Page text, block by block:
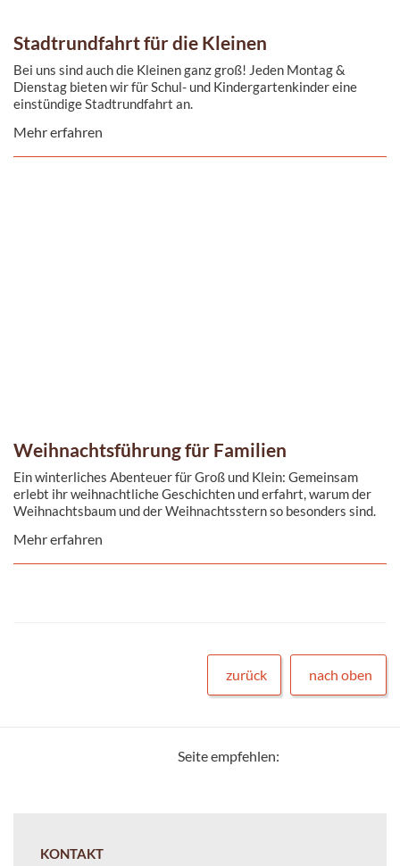
Stadtrundfahrt für die Kleinen
Bei uns sind auch die Kleinen ganz groß! Jeden Montag &
Dienstag bieten wir für Schul- und Kindergartenkinder eine
einstündige Stadtrundfahrt an.
Mehr erfahren
Weihnachtsführung für Familien
Ein winterliches Abenteuer für Groß und Klein: Gemeinsam
erlebt ihr weihnachtliche Geschichten und erfahrt, warum der
Weihnachtsbaum und der Weihnachtsstern so besonders sind.
Mehr erfahren
zurück nach oben
Seite empfehlen:
KONTAKT